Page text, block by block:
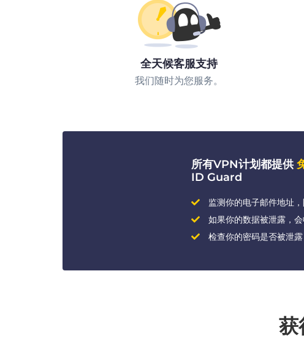
全天候客服支持
我们随时为您服务。
所有VPN计划都提供
ID Guard
监测你的电子邮件地址
如果你的数据被泄露，
检查你的密码是否被泄露